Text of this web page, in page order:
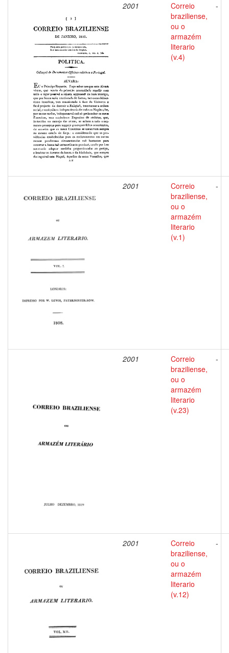
2001
Correio
braziliense,
ou o
armazém
literario
(v.4)
-
2001
Correio
braziliense,
ou o
armazém
literario
(v.1)
-
2001
Correio
braziliense,
ou o
armazém
literario
(v.23)
-
2001
Correio
braziliense,
ou o
armazém
literario
(v.12)
-